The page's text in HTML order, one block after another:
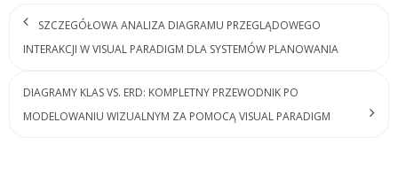
SZCZEGÓŁOWA ANALIZA DIAGRAMU PRZEGLĄDOWEGO
INTERAKCJI W VISUAL PARADIGM DLA SYSTEMÓW PLANOWANIA
DIAGRAMY KLAS VS. ERD: KOMPLETNY PRZEWODNIK PO
MODELOWANIU WIZUALNYM ZA POMOCĄ VISUAL PARADIGM